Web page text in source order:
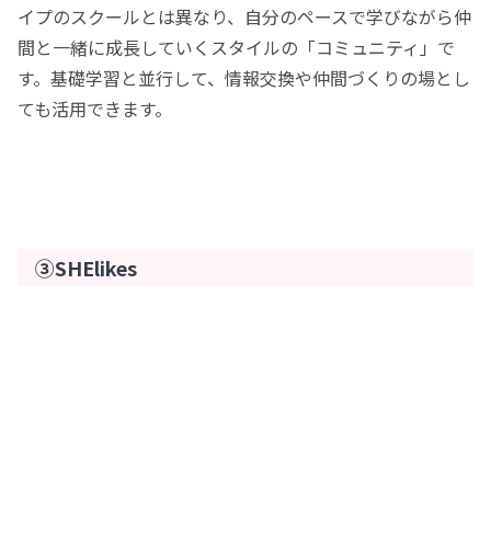
イプのスクールとは異なり、 自分のペースで学びながら仲
間と一緒に成長していくスタイルの「コミュニティ」で
す。基礎学習と並行して、情報交換や仲間づくりの場とし
ても活用できます。
③SHElikes